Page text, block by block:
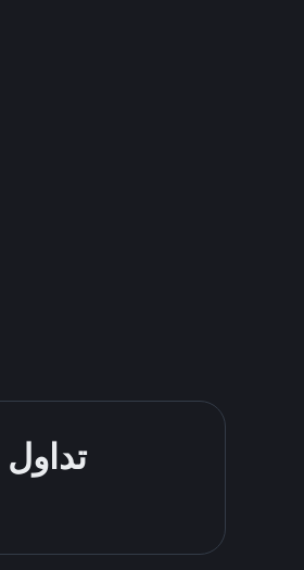
تداول USDT بسهولة - قُم بالشراء والبيع باستخدام طرقك المُفضّلة للدفع